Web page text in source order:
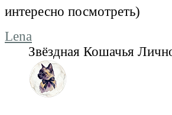
интересно посмотреть)
Lena
Звёздная Кошачья